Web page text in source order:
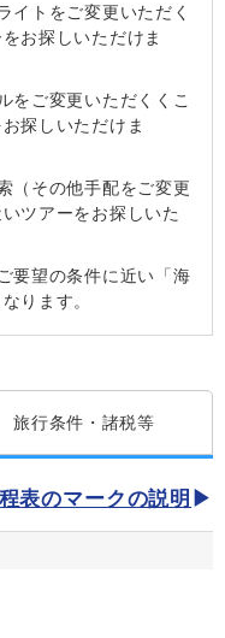
イトをご変更いただく
お探しいただけま
をご変更いただくくこ
探しいただけま
（その他手配をご変更
ツアーをお探しいた
要望の条件に近い「海
ります。
旅行条件・諸税等
表のマークの説明